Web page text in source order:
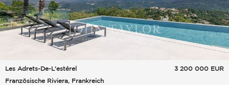
Les Adrets-De-L'estérel
Französische Riviera, Frankreich
3 200 000 EUR